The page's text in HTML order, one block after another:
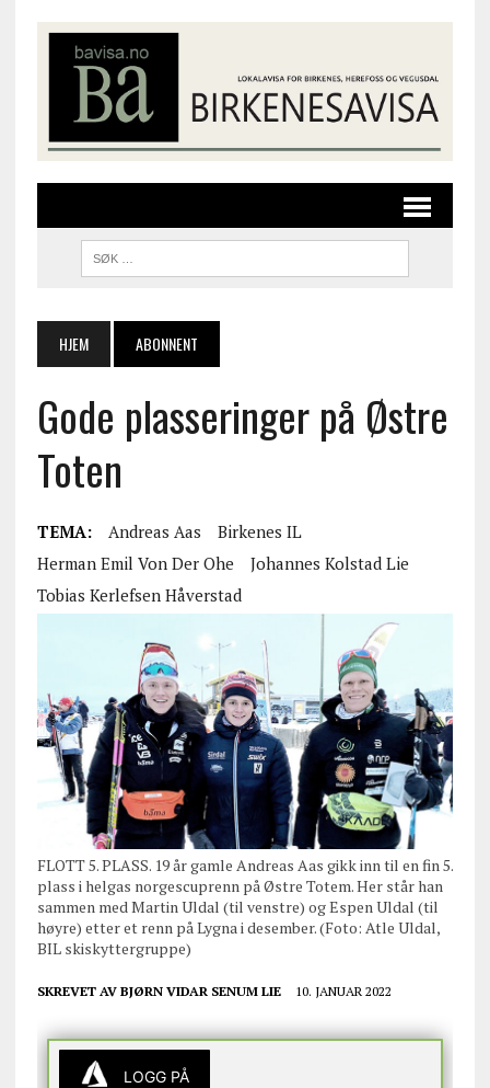
HJEM ABONNENT
Gode plasseringer på Østre
Toten
TEMA: Andreas Aas
Birkenes IL
Herman Emil Von Der Ohe
Johannes Kolstad Lie
Tobias Kerlefsen Håverstad
FLOTT 5. PLASS. 19 år gamle Andreas Aas gikk inn til en fin 5.
plass i helgas norgescuprenn på Østre Totem. Her står han
sammen med Martin Uldal (til venstre) og Espen Uldal (til
høyre) etter et renn på Lygna i desember. (Foto: Atle Uldal,
BIL skiskyttergruppe)
SKREVET AV BJØRN VIDAR SENUM LIE 10. JANUAR 2022
LOGG PÅ